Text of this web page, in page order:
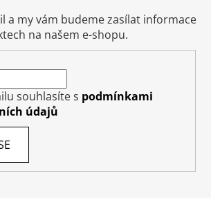
a my vám budeme zasílat informace
na našem e-shopu.
souhlasíte s podmínkami
údajů